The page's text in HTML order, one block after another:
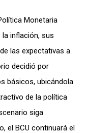
Monetaria
inflación, sus
las expectativas a
decidió por
básicos, ubicándola
de la política
siga
el BCU continuará el